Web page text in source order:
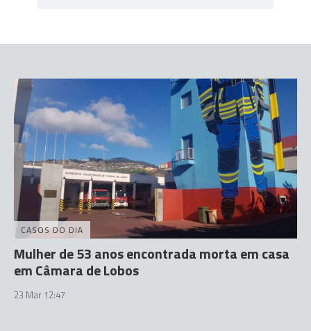
CASOS DO DIA
Mulher de 53 anos encontrada morta em casa
em Câmara de Lobos
23 Mar 12:47